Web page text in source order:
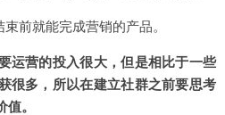
前就能完成营销的产品。
运营的投入很大，但是相比于一些
很多，所以在建立社群之前要思考
。